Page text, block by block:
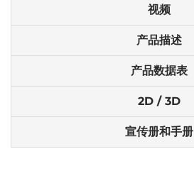
视频
产品描述
产品数据表
2D / 3D
宣传册和手册